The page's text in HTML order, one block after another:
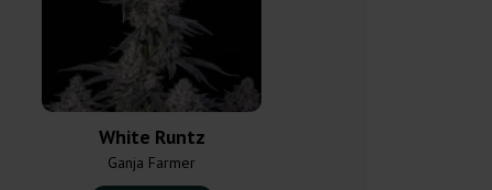
White Runtz
Ganja Farmer